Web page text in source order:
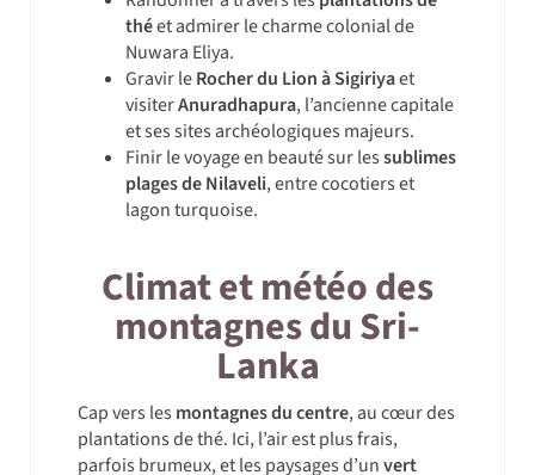
théet admirer le charme colonial de
Nuwara Eliya.
Gravir leRocher du Lion à Sigiriyaet
visiterAnuradhapura, l’ancienne capitale
et ses sites archéologiques majeurs.
Finir le voyage en beauté sur lessublimes
plages de Nilaveli, entre cocotiers et
lagon turquoise.
Climat et météo des
montagnes du Sri-
Lanka
Cap vers les montagnes du centre, au cœur des
plantations de thé. Ici, l’air est plus frais,
parfois brumeux, et les paysages d’unvert